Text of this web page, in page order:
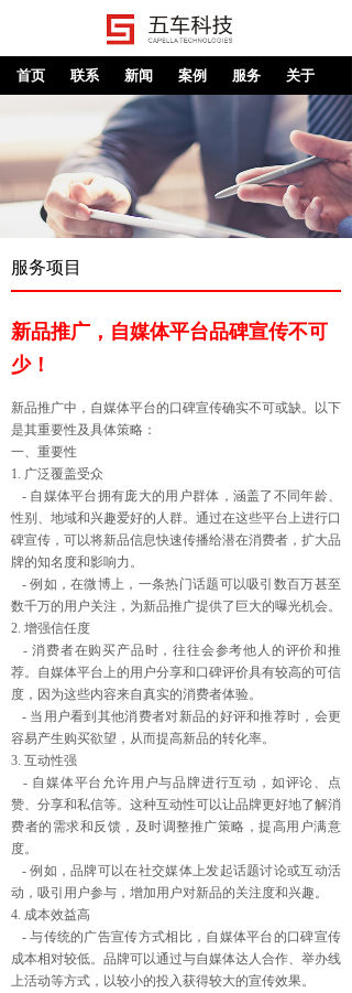
首页 联系 新闻 案例 服务 关于
服务项目
新品推广，自媒体平台品碑宣传不可
少！
新品推广中，自媒体平台的口碑宣传确实不可或缺。以下
是其重要性及具体策略：
一、重要性
1. 广泛覆盖受众
- 自媒体平台拥有庞大的用户群体，涵盖了不同年龄、
性别、地域和兴趣爱好的人群。通过在这些平台上进行口
碑宣传，可以将新品信息快速传播给潜在消费者，扩大品
牌的知名度和影响力。
- 例如，在微博上，一条热门话题可以吸引数百万甚至
数千万的用户关注，为新品推广提供了巨大的曝光机会。
2. 增强信任度
- 消费者在购买产品时，往往会参考他人的评价和推
荐。自媒体平台上的用户分享和口碑评价具有较高的可信
度，因为这些内容来自真实的消费者体验。
- 当用户看到其他消费者对新品的好评和推荐时，会更
容易产生购买欲望，从而提高新品的转化率。
3. 互动性强
- 自媒体平台允许用户与品牌进行互动，如评论、点
赞、分享和私信等。这种互动性可以让品牌更好地了解消
费者的需求和反馈，及时调整推广策略，提高用户满意
度。
- 例如，品牌可以在社交媒体上发起话题讨论或互动活
动，吸引用户参与，增加用户对新品的关注度和兴趣。
4. 成本效益高
- 与传统的广告宣传方式相比，自媒体平台的口碑宣传
成本相对较低。品牌可以通过与自媒体达人合作、举办线
上活动等方式，以较小的投入获得较大的宣传效果。